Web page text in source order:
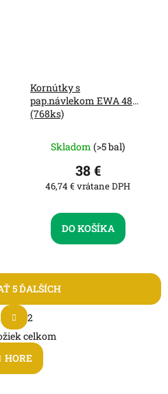
Kornútky s
pap.návlekom EWA 48
(768ks)
Skladom (>5 bal)
46,74 € vrátane DPH
38 €
DO KOŠÍKA
O
v
l
á
5 ĎALŠÍCH
S
t
r
á
n
2
celkom
HORE